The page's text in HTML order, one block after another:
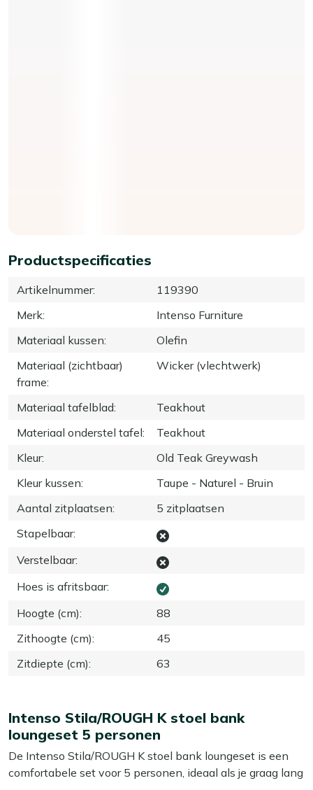
Productspecificaties
Artikelnummer:
119390
Merk:
Intenso Furniture
Materiaal kussen:
Olefin
Materiaal (zichtbaar)
frame:
Wicker (vlechtwerk)
Materiaal tafelblad:
Teakhout
Materiaal onderstel tafel:
Teakhout
Kleur:
Old Teak Greywash
Kleur kussen:
Taupe - Naturel - Bruin
Aantal zitplaatsen:
5 zitplaatsen
Stapelbaar:
Verstelbaar:
Hoes is afritsbaar:
Hoogte (cm):
88
Zithoogte (cm):
45
Zitdiepte (cm): 63
Intenso Stila/ROUGH K stoel bank
loungeset 5 personen
De Intenso Stila/ROUGH K stoel bank loungeset is een
comfortabele set voor 5 personen, ideaal als je graag lang